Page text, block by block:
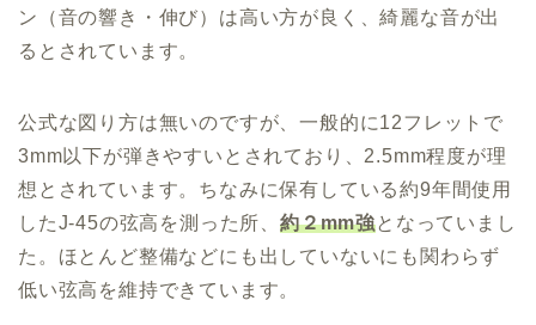
ン（音の響き・伸び）は高い方が良く、綺麗な音が出
るとされています。
公式な図り方は無いのですが、一般的に12フレットで
3mm以下が弾きやすいとされており、2.5mm程度が理
想とされています。ちなみに保有している約9年間使用
したJ-45の弦高を測った所、 約２mm強となっていまし
た。ほとんど整備などにも出していないにも関わらず
低い弦高を維持できています。